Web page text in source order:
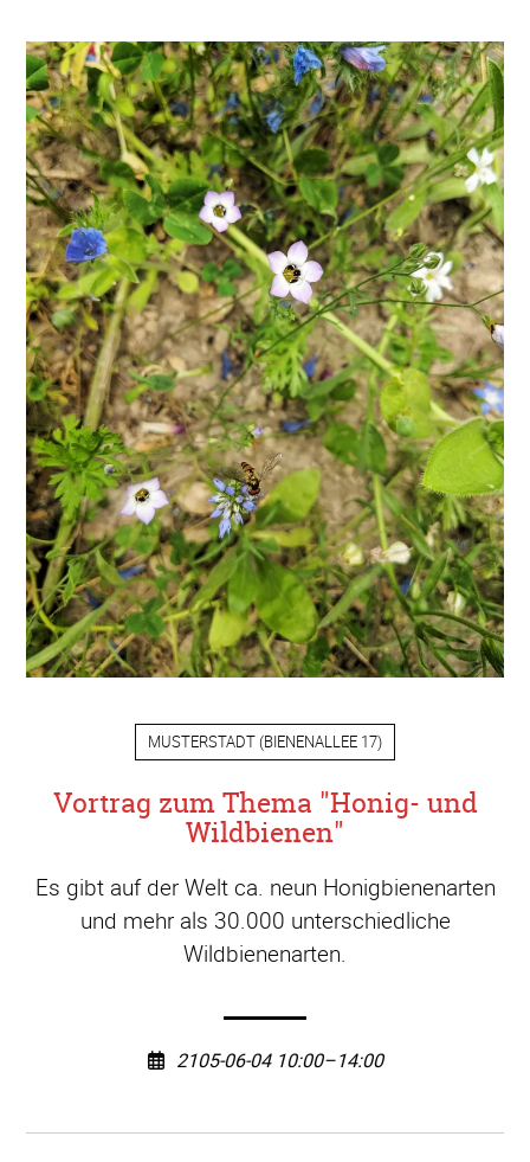
MUSTERSTADT (BIENENALLEE 17)
Vortrag zum Thema "Honig- und
Wildbienen"
Es gibt auf der Welt ca. neun Honigbienenarten
und mehr als 30.000 unterschiedliche
Wildbienenarten.
2105-06-04 10:00–14:00